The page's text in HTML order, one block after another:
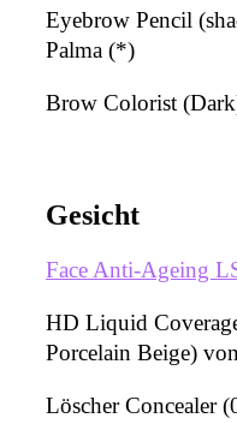
Eyebrow Pencil
Palma (*)
Brow Colorist
Gesicht
Face Anti-Ageing
HD Liquid
Porcelain Beige)
Löscher Concealer